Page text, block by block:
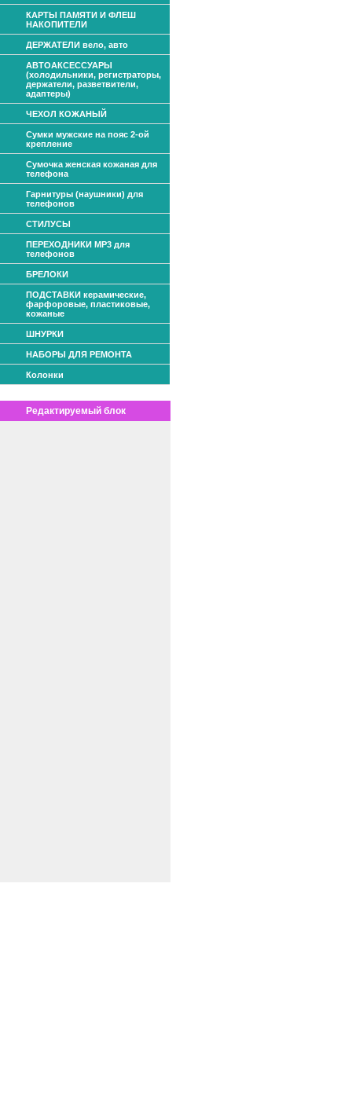
КАРТЫ ПАМЯТИ И ФЛЕШ
НАКОПИТЕЛИ
ДЕРЖАТЕЛИ вело, авто
АВТОАКСЕССУАРЫ
(холодильники, регистраторы,
держатели, разветвители,
адаптеры)
ЧЕХОЛ КОЖАНЫЙ
Сумки мужские на пояс 2-ой
крепление
Сумочка женская кожаная для
телефона
Гарнитуры (наушники) для
телефонов
СТИЛУСЫ
ПЕРЕХОДНИКИ МР3 для
телефонов
БРЕЛОКИ
ПОДСТАВКИ керамические,
фарфоровые, пластиковые,
кожаные
ШНУРКИ
НАБОРЫ ДЛЯ РЕМОНТА
Колонки
Редактируемый блок